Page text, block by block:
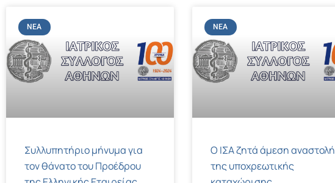
ΝΈΑ
Συλλυπητήριο μήνυμα για
τον θάνατο του Προέδρου
ΝΈΑ
Ο ΙΣΑ ζητά άμεση αναστολή
της υποχρεωτικής